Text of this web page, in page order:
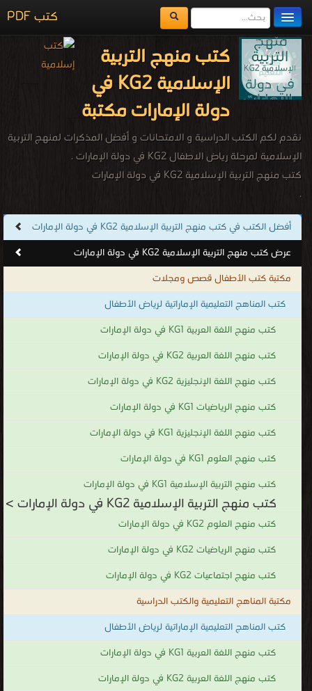
كتب PDF
مكتبة الكتب
المكتبات
يُقرأ حالياً
اضف كتاب
كتب منهج التربية
الإسلامية KG2 في
دولة الإمارات مكتبة
نقدم لكم الكتب الدراسية و الامتحانات و أفضل المذكرات لمنهج التربية
الإسلامية لمرحلة رياض الاطفال KG2 في دولة الإمارات .
كتب منهج التربية الإسلامية KG2 في دولة الإمارات
.
أفضل الكتب في كتب منهج التربية الإسلامية KG2 في دولة الإمارات
عرض كتب منهج التربية الإسلامية KG2 في دولة الإمارات
مكتبة كتب الأطفال قصص ومجلات
كتب المناهج التعليمية الإماراتية لرياض الأطفال
كتب منهج اللغة العربية KG1 في دولة الإمارات
كتب منهج اللغة العربية KG2 في دولة الإمارات
كتب منهج اللغة الإنجليزية KG2 في دولة الإمارات
كتب منهج الرياضيات KG1 في دولة الإمارات
كتب منهج اللغة الإنجليزية KG1 في دولة الإمارات
كتب منهج العلوم KG1 في دولة الإمارات
كتب منهج التربية الإسلامية KG1 في دولة الإمارات
كتب منهج التربية الإسلامية KG2 في دولة الإمارات >
كتب منهج العلوم KG2 في دولة الإمارات
كتب منهج الرياضيات KG2 في دولة الإمارات
كتب منهج اجتماعيات KG2 في دولة الإمارات
مكتبة المناهج التعليمية والكتب الدراسية
كتب المناهج التعليمية الإماراتية لرياض الأطفال
كتب منهج اللغة العربية KG1 في دولة الإمارات
كتب منهج اللغة العربية KG2 في دولة الإمارات